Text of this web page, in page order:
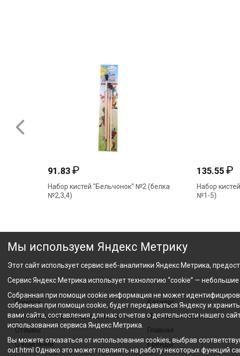
91.83₽
Набор кистей "Бельчонок" №2 (белка
№2,3,4)
135.55₽
Набор
№1-5)
Помощь
Политика конфиденциальности
Отзывы
О компании
Каталог
Доставка и оплата
Главная
Бренды
Мы используем Яндекс Метрику
Этот сайт использует сервис веб-аналитики Яндекс Метрика,
Сервис Яндекс Метрика использует технологию “cookie” —
Собранная при помощи cookie информация не может
собранная при помощи cookie, будет передаваться Яндексу и
вами сайта, составления для нас отчетов о деятельности нашего
использования сервиса Яндекс Метрика.
Вы можете отказаться от использования cookies, выбрав
out.html Однако это может повлиять на работу некоторых функций